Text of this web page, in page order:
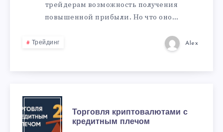
трейдерам возможность получения
повышенной прибыли. Но что оно…
Трейдинг Alex
Торговля криптовалютами с
кредитным плечом